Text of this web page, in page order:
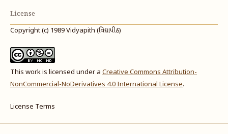
License
Copyright (c) 1989 Vidyapith (વિદ્યાપીઠ)
This work is licensed under a Creative Commons Attribution-
NonCommercial-NoDerivatives 4.0 International License.
License Terms